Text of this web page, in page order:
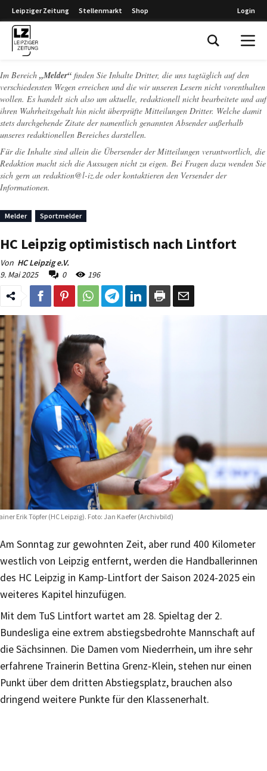
Leipziger Zeitung Stellenmarkt Shop Login
Im Bereich „Melder“ finden Sie Inhalte Dritter, die uns tagtäglich auf den
verschiedensten Wegen erreichen und die wir unseren Lesern nicht vorenthalten
wollen. Es handelt sich also um aktuelle, redaktionell nicht bearbeitete und auf
ihren Wahrheitsgehalt hin nicht überprüfte Mitteilungen Dritter. Welche damit
stets durchgehende Zitate der namentlich genannten Absender außerhalb
unseres redaktionellen Bereiches darstellen.
Für die Inhalte sind allein die Übersender der Mitteilungen verantwortlich, die
Redaktion macht sich die Aussagen nicht zu eigen. Bei Fragen dazu wenden Sie
sich gern an redaktion@l-iz.de oder kontaktieren den Versender der
Informationen.
Melder Sportmelder
HC Leipzig optimistisch nach Lintfort
Von HC Leipzig e.V.
9. Mai 2025
0 196
Erik Töpfer (HC Leipzig). Foto: Jan Kaefer (Archivbild)
Am Sonntag zur gewohnten Zeit, aber rund 400 Kilometer
westlich von Leipzig entfernt, werden die Handballerinnen
des HC Leipzig in Kamp-Lintfort der Saison 2024-2025 ein
weiteres Kapitel hinzufügen.
Mit dem TuS Lintfort wartet am 28. Spieltag der 2.
Bundesliga eine extrem abstiegsbedrohte Mannschaft auf
die Sächsinnen. Die Damen vom Niederrhein, um ihre sehr
erfahrene Trainerin Bettina Grenz-Klein, stehen nur einen
Punkt über dem dritten Abstiegsplatz, brauchen also
dringend weitere Punkte für den Klassenerhalt.